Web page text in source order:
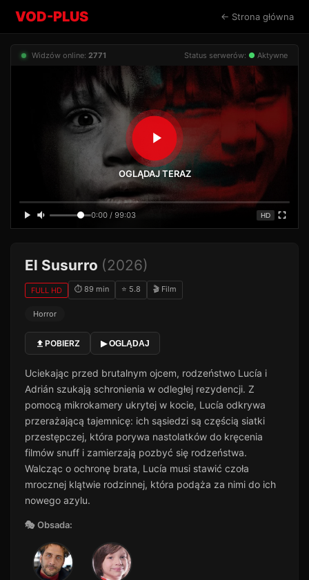
VOD-PLUS ← Strona główna
Widzów online: 2771 Status serwerów: ● Aktywne
OGLĄDAJ TERAZ
0:00 / 99:03 HD
El Susurro (2026)
FULL HD ⏱ 89 min ⭐ 5.8 🎬 Film
Horror
POBIERZ ▶ OGLĄDAJ
Uciekając przed brutalnym ojcem, rodzeństwo Lucía i
Adrián szukają schronienia w odległej rezydencji. Z
pomocą mikrokamery ukrytej w kocie, Lucía odkrywa
przerażającą tajemnicę: ich sąsiedzi są częścią siatki
przestępczej, która porywa nastolatków do kręcenia
filmów snuff i zamierzają pozbyć się rodzeństwa.
Walcząc o ochronę brata, Lucía musi stawić czoła
mrocznej klątwie rodzinnej, która podąża za nimi do ich
nowego azylu.
🎭 Obsada: